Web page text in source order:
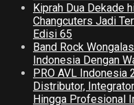
Kiprah Dua Dekade
Changcuters Jadi
Edisi 65
Band Rock
Indonesia Dengan
PRO AVL Indonesia
Distributor,
Hingga Profesional